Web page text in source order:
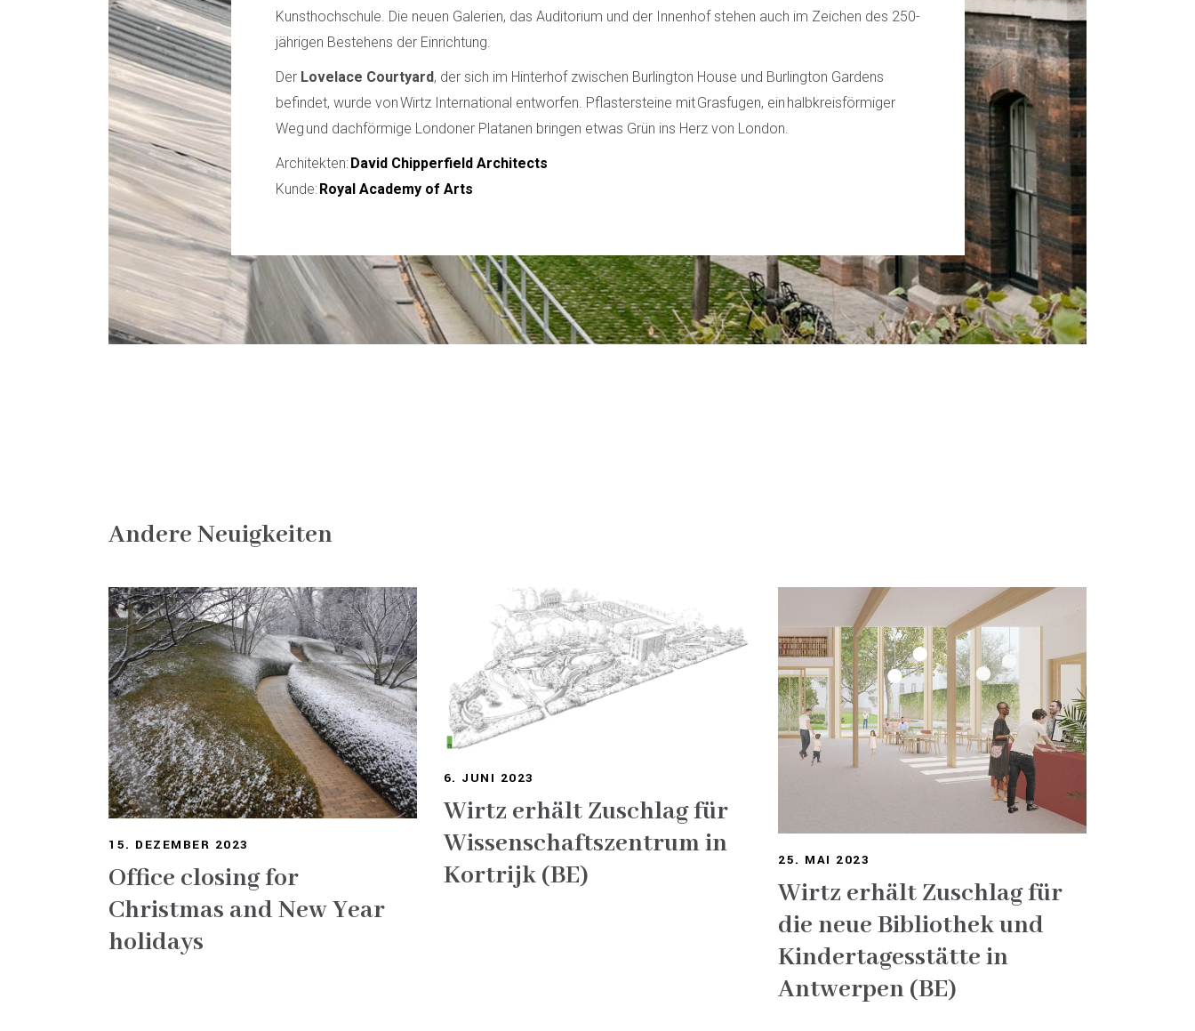
Kunsthochschule. Die neuen Galerien, das Auditorium und der Innenhof stehen auch im Zeichen des 250-
jährigen Bestehens der Einrichtung.
Der Lovelace Courtyard, der sich im Hinterhof zwischen Burlington House und Burlington Gardens
befindet, wurde von Wirtz International entworfen. Pflastersteine mit Grasfugen, ein halbkreisförmiger
Weg und dachförmige Londoner Platanen bringen etwas Grün ins Herz von London.
Architekten:David Chipperfield Architects
Kunde:Royal Academy of Arts
Andere Neuigkeiten
15. DEZEMBER 2023
Office closing for
Christmas and New Year
holidays
6. JUNI 2023
Wirtz erhält Zuschlag für
Wissenschaftszentrum in
Kortrijk (BE)
25. MAI 2023
Wirtz erhält Zuschlag für
die neue Bibliothek und
Kindertagesstätte in
Antwerpen (BE)